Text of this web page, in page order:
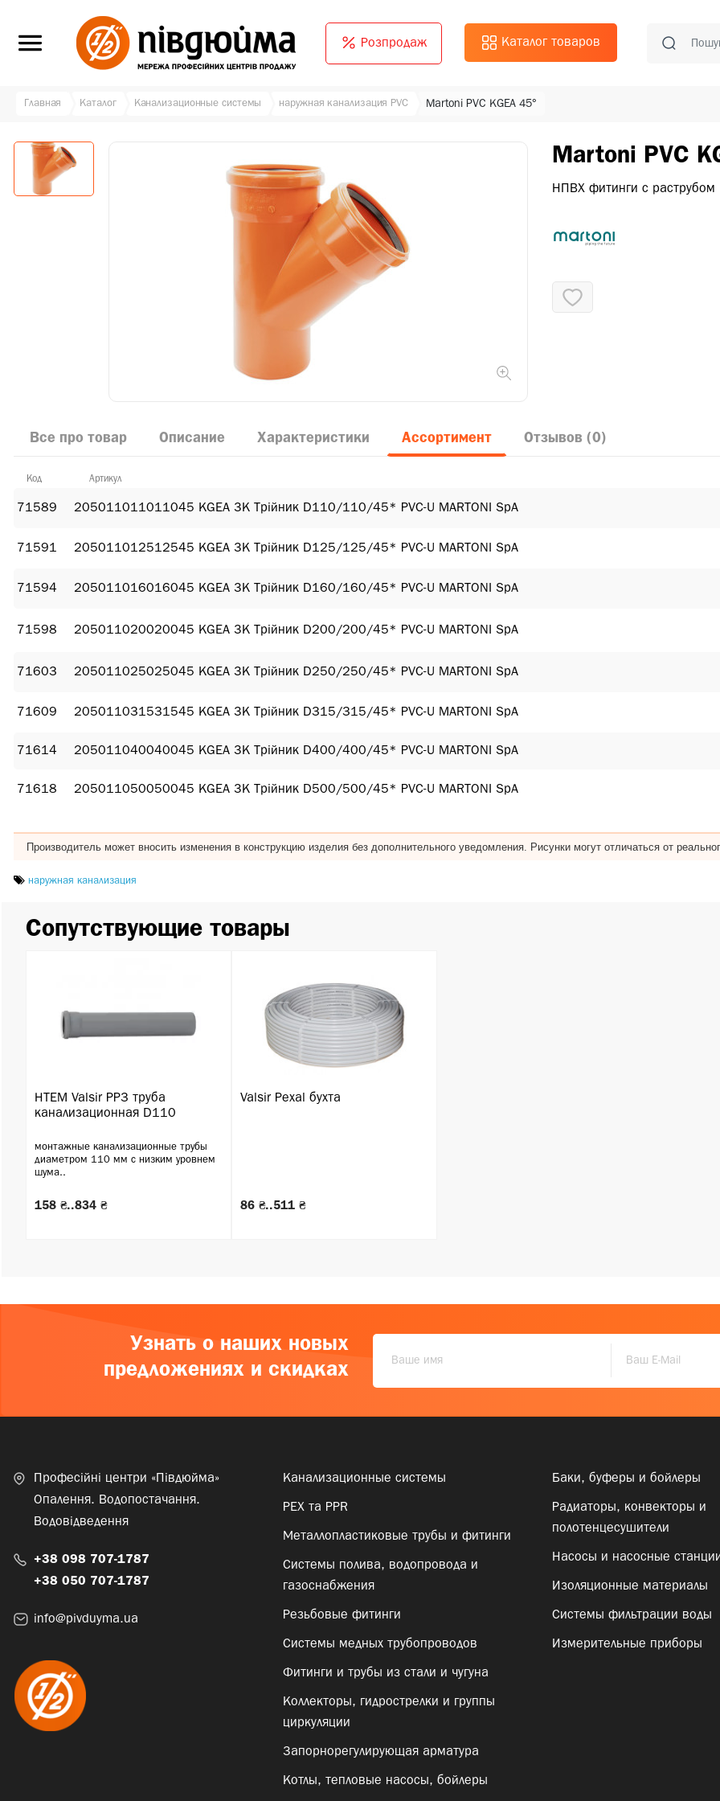
Розпродаж Каталог товаров
Главная Каталог Канализационные системы наружная канализация PVC Martoni PVC KGEA 45°
Martoni PVC
НПВХ фитинги с раструбом
Все про товар Описание Характеристики Ассортимент Отзывов (0)
Код Артикул
71589 205011011011045 KGEA ЗК Трійник D110/110/45* PVC-U MARTONI SpA
71591 205011012512545 KGEA ЗК Трійник D125/125/45* PVC-U MARTONI SpA
71594 205011016016045 KGEA ЗК Трійник D160/160/45* PVC-U MARTONI SpA
71598 205011020020045 KGEA ЗК Трійник D200/200/45* PVC-U MARTONI SpA
71603 205011025025045 KGEA ЗК Трійник D250/250/45* PVC-U MARTONI SpA
71609 205011031531545 KGEA ЗК Трійник D315/315/45* PVC-U MARTONI SpA
71614 205011040040045 KGEA ЗК Трійник D400/400/45* PVC-U MARTONI SpA
71618 205011050050045 KGEA ЗК Трійник D500/500/45* PVC-U MARTONI SpA
Производитель может вносить изменения в конструкцию изделия без дополнительного уведомления. Рисунки могут отличаться от
наружная канализация
Сопутствующие товары
HTEM Valsir PP3 труба
канализационная D110
монтажные канализационные трубы
диаметром 110 мм с низким уровнем
шума..
158 ₴..834 ₴
Valsir Pexal бухта
86 ₴..511 ₴
Узнать о наших новых
предложениях и скидках
Професійні центри «Півдюйма»
Опалення. Водопостачання.
Водовідведення
+38 098 707-1787
+38 050 707-1787
info@pivduyma.ua
Канализационные системы
PEX та PPR
Металлопластиковые трубы и фитинги
Системы полива, водопровода и
газоснабжения
Резьбовые фитинги
Системы медных трубопроводов
Фитинги и трубы из стали и чугуна
Коллекторы, гидрострелки и группы
циркуляции
Запорнорегулирующая арматура
Котлы, тепловые насосы, бойлеры
Баки, буферы и бойлеры
Радиаторы, конвекторы и
полотенцесушители
Насосы и насосные станции
Изоляционные материалы
Системы фильтрации воды
Измерительные приборы